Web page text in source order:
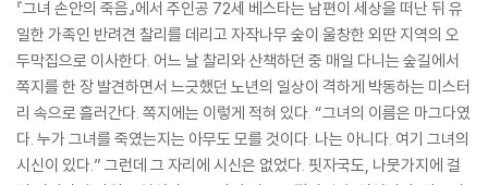
『그녀 손안의 죽음』에서 주인공 72세 베스타는 남편이 세상을 떠난 뒤 유
일한 가족인 반려견 찰리를 데리고 자작나무 숲이 울창한 외딴 지역의 오
두막집으로 이사한다. 어느 날 찰리와 산책하던 중 매일 다니는 숲길에서
쪽지를 한 장 발견하면서 느긋했던 노년의 일상이 격하게 박동하는 미스터
리 속으로 흘러간다. 쪽지에는 이렇게 적혀 있다. “그녀의 이름은 마그다였
다. 누가 그녀를 죽였는지는 아무도 모를 것이다. 나는 아니다. 여기 그녀의
시신이 있다.” 그런데 그 자리에 시신은 없었다. 핏자국도, 나뭇가지에 걸